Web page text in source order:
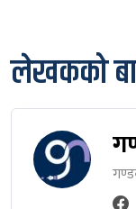
लेखकको